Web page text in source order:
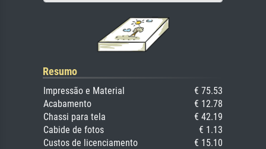
Resumo
Impressão e Material
€ 75.53
Acabamento
€ 12.78
Chassi para tela
€ 42.19
Cabide de fotos
€ 1.13
Custos de licenciamento
€ 15.10